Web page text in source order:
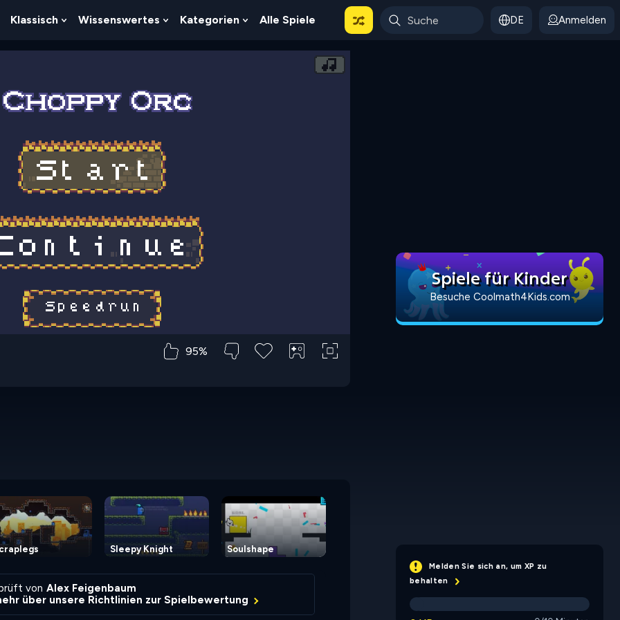
Show
Klassisch
Show
For
Wissenswertes
Show
For
Kategorien
Show
For
Alle Spiele DE Anmelden
95%
Sleepy Knight Soulshape
von Alex Feigenbaum
über unsere Richtlinien zur Spielbewertung
Spiele für Kinder
Besuche Coolmath4Kids.com
Melden Sie sich an, um XP zu
behalten